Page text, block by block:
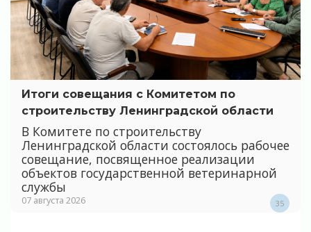
Итоги совещания с Комитетом по
строительству Ленинградской области
В Комитете по строительству
Ленинградской области состоялось рабочее
совещание, посвященное реализации
объектов государственной ветеринарной
службы
07 августа 2026 35